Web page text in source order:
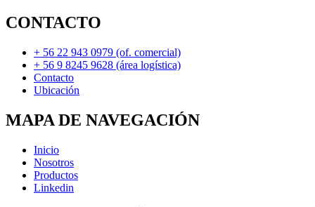
CONTACTO
+ 56 22 943 0979 (of. comercial)
+ 56 9 8245 9628 (área logística)
Contacto
Ubicación
MAPA DE NAVEGACIÓN
Inicio
Nosotros
Productos
Linkedin